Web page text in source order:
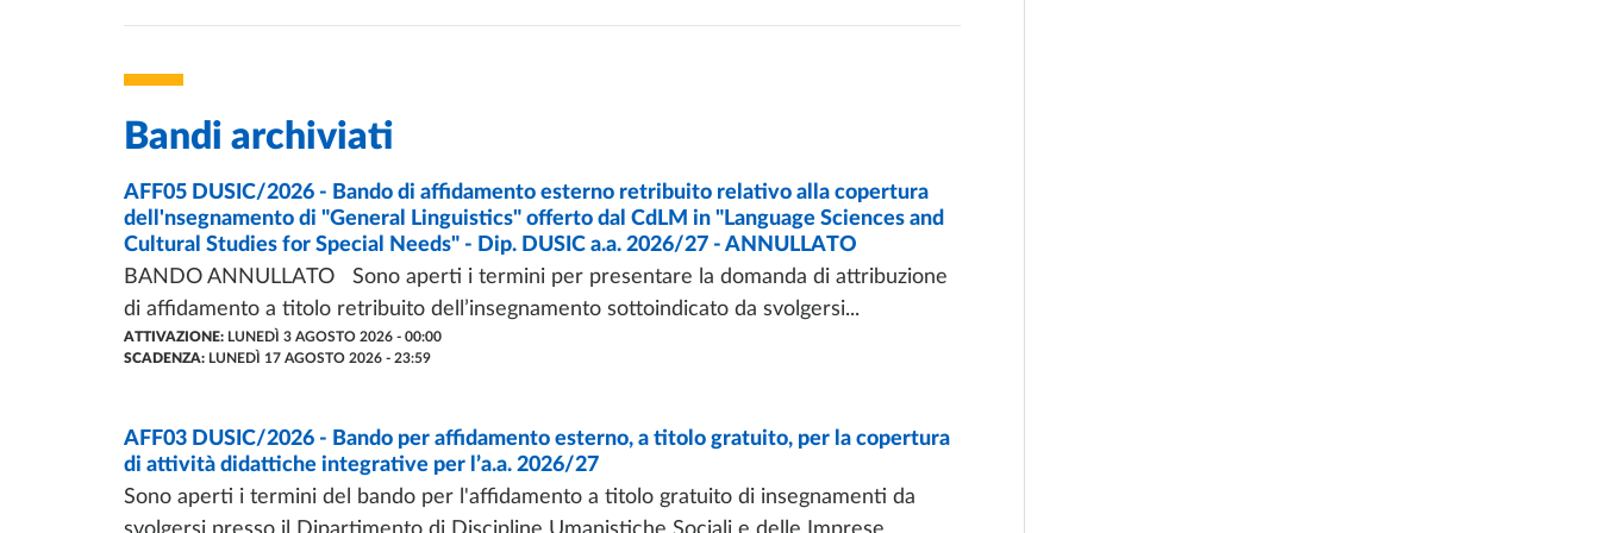
Bandi archiviati
BANDI- ULTIMO AGGIORNAMENTO:07/08/2026
AFF05 DUSIC/2026 - Bando di affidamento esterno retribuito relativo alla copertura
dell'nsegnamento di "General Linguistics" offerto dal CdLM in "Language Sciences and
Cultural Studies for Special Needs" - Dip. DUSIC a.a. 2026/27 - ANNULLATO
BANDO ANNULLATO Sono aperti i termini per presentare la domanda di attribuzione
di affidamento a titolo retribuito dell’insegnamento sottoindicato da svolgersi...
ATTIVAZIONE: LUNEDÌ 3 AGOSTO 2026 - 00:00
SCADENZA: LUNEDÌ 17 AGOSTO 2026 - 23:59
BANDI- ULTIMO AGGIORNAMENTO:03/08/2026
AFF03 DUSIC/2026 - Bando per affidamento esterno, a titolo gratuito, per la copertura
di attività didattiche integrative per l’a.a. 2026/27
Sono aperti i termini del bando per l'affidamento a titolo gratuito di insegnamenti da